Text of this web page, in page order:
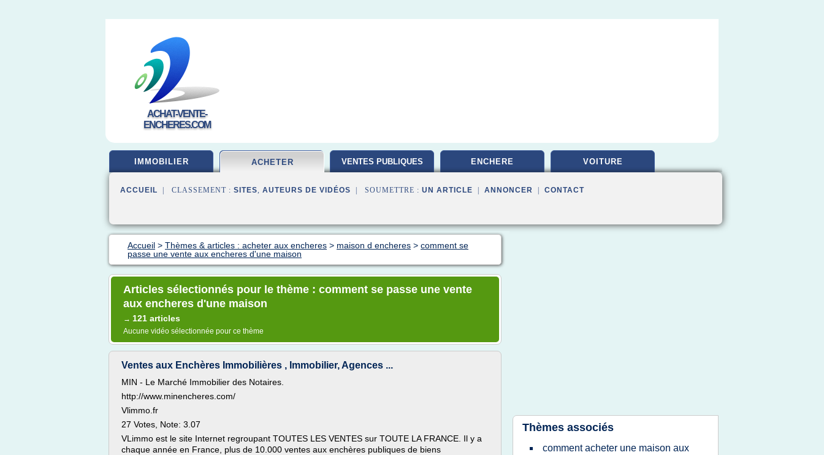
ACHAT-VENTE-
ENCHERES.COM
IMMOBILIER ACHETER VENTES PUBLIQUES ENCHERE VOITURE
ACCUEIL | CLASSEMENT : SITES, AUTEURS DE VIDÉOS | SOUMETTRE : UN ARTICLE ANNONCER CONTACT
Accueil > Thèmes & articles : acheter aux encheres > maison d encheres > comment se
passe une vente aux encheres d'une maison
Articles sélectionnés pour le thème : comment se passe une vente
aux encheres d'une maison
→ 121 articles
Aucune vidéo sélectionnée pour ce thème
Ventes aux Enchères Immobilières , Immobilier, Agences ...
MIN - Le Marché Immobilier des Notaires.
http://www.minencheres.com/
Vlimmo.fr
27 Votes, Note: 3.07
VLimmo est le site Internet regroupant TOUTES LES VENTES sur TOUTE LA FRANCE. Il y a
chaque année en France, plus de 10.000 ventes aux enchères publiques de biens
Thèmes associés
comment acheter une maison aux